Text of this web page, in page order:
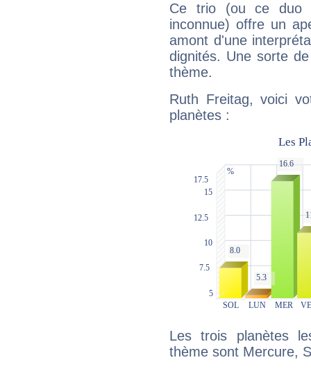
Ce trio (ou ce duo
inconnue) offre un
amont d'une
dignités. Une sorte
thème.
Ruth Freitag, voici
planètes :
Les trois planètes
thème sont Mercure,